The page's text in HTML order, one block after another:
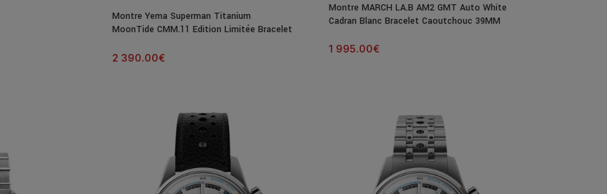
Montre Yema Superman Titanium
MoonTide CMM.11 Edition Limitée Bracelet
2 390.00€
Montre MARCH LA.B AM2 GMT Auto White
Cadran Blanc Bracelet Caoutchouc 39MM
1 995.00€